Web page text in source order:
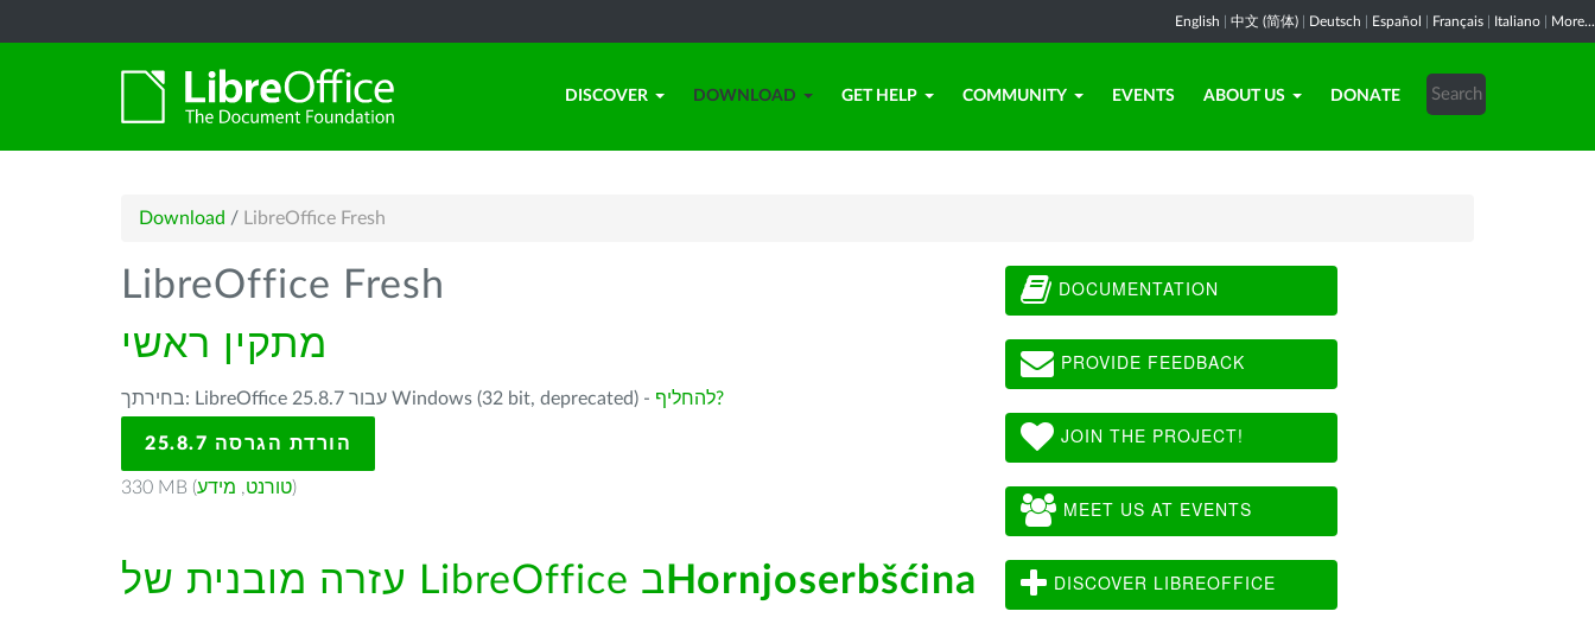
English 中文 (简体) Deutsch Español Français Italiano More...
DISCOVER DOWNLOAD GET HELP COMMUNITY EVENTS ABOUT US DONATE
Download / LibreOffice Fresh
LibreOffice Fresh
מתקין ראשי
בחירתך: LibreOffice 25.8.7 עבור Windows (32 bit, deprecated) - להחליף?
הורדת הגרסה 25.8.7
330 MB ( טורנט, מידע )
עזרה מובנית של LibreOffice ב Hornjoserbšćina
DOCUMENTATION
PROVIDE FEEDBACK
JOIN THE PROJECT!
MEET US AT EVENTS
DISCOVER LIBREOFFICE